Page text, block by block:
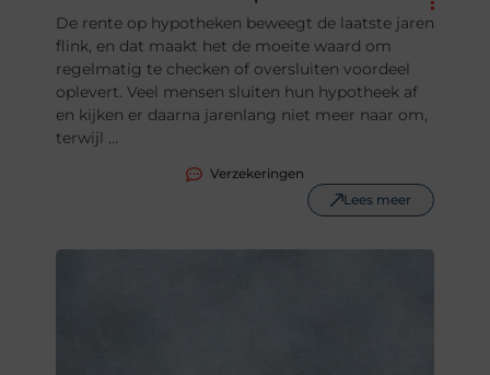
De rente op hypotheken beweegt de laatste jaren
flink, en dat maakt het de moeite waard om
regelmatig te checken of oversluiten voordeel
oplevert. Veel mensen sluiten hun hypotheek af
en kijken er daarna jarenlang niet meer naar om,
terwijl ...
Verzekeringen
Lees meer